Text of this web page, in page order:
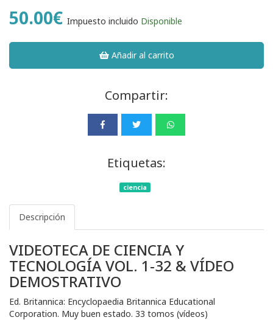
50.00€ Impuesto incluido Disponible
Añadir al carrito
Compartir:
Etiquetas:
ciencia
Descripción
VIDEOTECA DE CIENCIA Y
TECNOLOGÍA VOL. 1-32 & VÍDEO
DEMOSTRATIVO
Ed. Britannica: Encyclopaedia Britannica Educational
Corporation. Muy buen estado. 33 tomos (vídeos)